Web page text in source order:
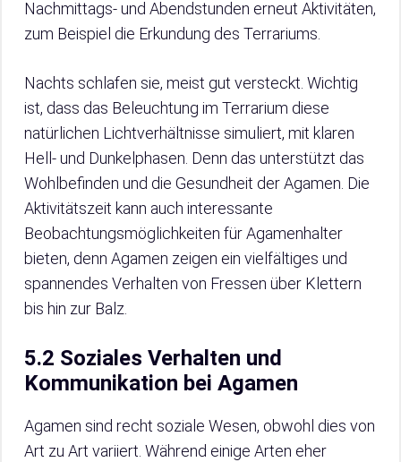
Nachmittags- und Abendstunden erneut Aktivitäten,
zum Beispiel die Erkundung des Terrariums.
Nachts schlafen sie, meist gut versteckt. Wichtig
ist, dass das Beleuchtung im Terrarium diese
natürlichen Lichtverhältnisse simuliert, mit klaren
Hell- und Dunkelphasen. Denn das unterstützt das
Wohlbefinden und die Gesundheit der Agamen. Die
Aktivitätszeit kann auch interessante
Beobachtungsmöglichkeiten für Agamenhalter
bieten, denn Agamen zeigen ein vielfältiges und
spannendes Verhalten von Fressen über Klettern
bis hin zur Balz.
5.2 Soziales Verhalten und
Kommunikation bei Agamen
Agamen sind recht soziale Wesen, obwohl dies von
Art zu Art variiert. Während einige Arten eher